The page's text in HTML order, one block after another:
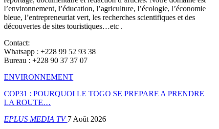
l’environnement, l’éducation, l’agriculture, l’écologie, l’économie
bleue, l’entrepreneuriat vert, les recherches scientifiques et des
découvertes de sites touristiques…etc .
Contact:
Whatsapp : +228 99 52 93 38
Bureau : +228 90 37 37 07
ENVIRONNEMENT
COP31 : POURQUOI LE TOGO SE PREPARE A PRENDRE
LA ROUTE…
EPLUS MEDIA TV7 Août 2026